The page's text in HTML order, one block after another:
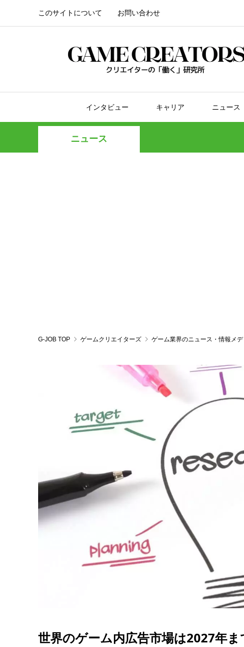
このサイトについて お問い合わせ
インタビュー キャリア ニュース
ニュース
G-JOB TOP ゲームクリエイターズ ゲーム業界のニュース・情報メデ
世界のゲーム内広告市場は2027年